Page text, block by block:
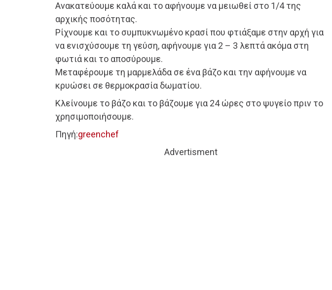
Ανακατεύουμε καλά και το αφήνουμε να μειωθεί στο 1/4 της
αρχικής ποσότητας.
Ρίχνουμε και το συμπυκνωμένο κρασί που φτιάξαμε στην αρχή για
να ενισχύσουμε τη γεύση, αφήνουμε για 2 – 3 λεπτά ακόμα στη
φωτιά και το αποσύρουμε.
Μεταφέρουμε τη μαρμελάδα σε ένα βάζο και την αφήνουμε να
κρυώσει σε θερμοκρασία δωματίου.
Κλείνουμε το βάζο και το βάζουμε για 24 ώρες στο ψυγείο πριν το
χρησιμοποιήσουμε.
Πηγή:greenchef
Advertisment